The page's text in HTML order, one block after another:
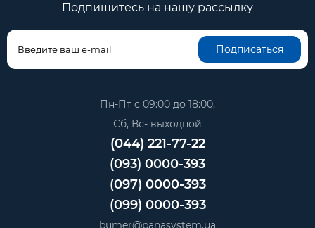
Подпишитесь на нашу рассылку
Подписаться
Пн-Пт с 09:00 до 18:00,
Сб, Вс- выходной
(044) 221-77-22
(093) 0000-393
(097) 0000-393
(099) 0000-393
bumer@panasystem.ua